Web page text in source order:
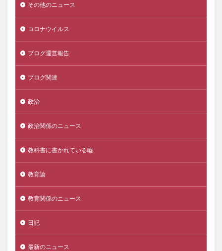
その他のニュース
コロナウイルス
ブログ運営報告
ブログ関連
政治
政治関係のニュース
教科書に書かれている嘘
教育論
教育関係のニュース
日記
最新のニュース